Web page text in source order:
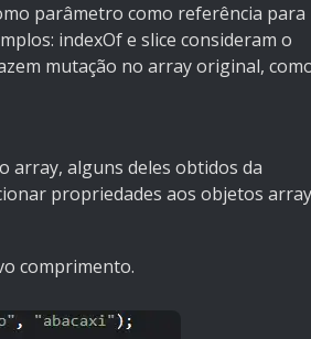
parâmetro como referência para
indexOf e slice consideram o
mutação no array original,
array, alguns deles obtidos da
propriedades aos objetos
comprimento.